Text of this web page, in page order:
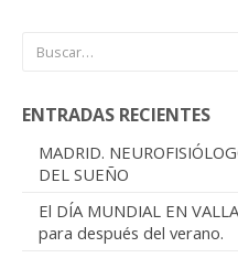
ENTRADAS RECIENTES
MADRID.
DEL SUEÑO
El DÍA MUNDIAL EN
para después del verano.